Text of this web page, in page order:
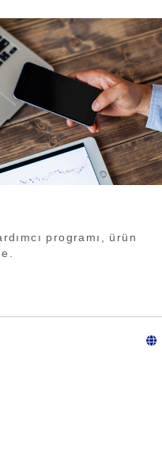
programı, ürün